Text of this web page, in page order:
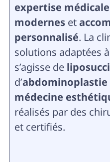
expertise médicale
moderneset
personnalisé. La
solutions adaptées
s’agisse de
d’abdominoplastie
médecine
réalisés par des
et certifiés.